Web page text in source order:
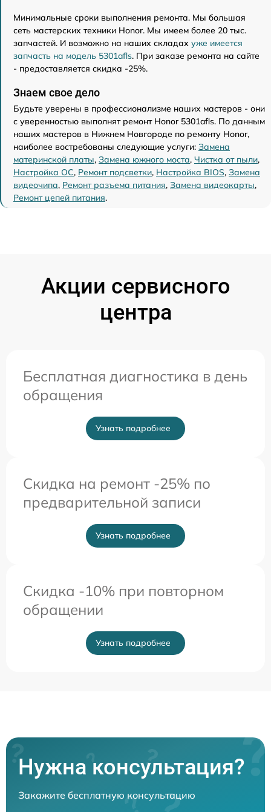
Минимальные сроки выполнения ремонта. Мы большая
сеть мастерских техники Honor. Мы имеем более 20 тыс.
запчастей. И возможно на наших складах уже имеется
запчасть на модель 5301afls. При заказе ремонта на сайте
- предоставляется скидка -25%.
Знаем свое дело
Будьте уверены в профессионализме наших мастеров - они
с уверенностью выполнят ремонт Honor 5301afls. По данным
наших мастеров в Нижнем Новгороде по ремонту Honor,
наиболее востребованы следующие услуги: Замена
материнской платы, Замена южного моста, Чистка от пыли,
Настройка ОС, Ремонт подсветки, Настройка BIOS, Замена
видеочипа, Ремонт разъема питания, Замена видеокарты,
Ремонт цепей питания.
Акции сервисного
центра
Бесплатная диагностика в день
обращения
Узнать подробнее
Скидка на ремонт -25% по
предварительной записи
Узнать подробнее
Скидка -10% при повторном
обращении
Узнать подробнее
Нужна консультация?
Закажите бесплатную консультацию